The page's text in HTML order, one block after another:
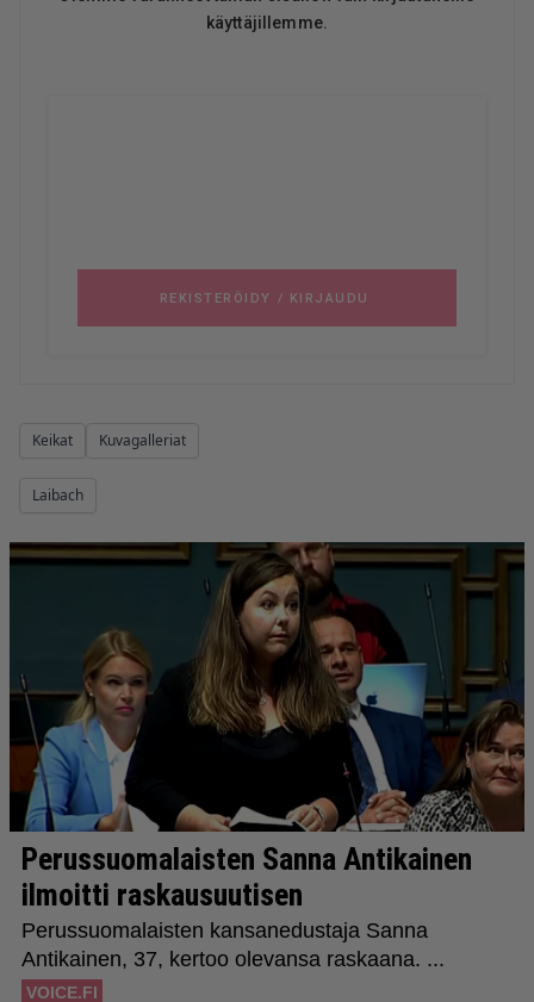
Keikat Kuvagalleriat
Laibach